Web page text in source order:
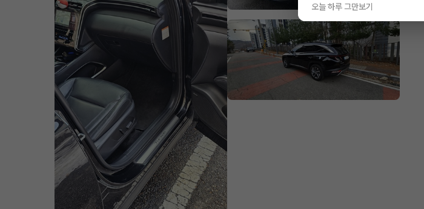
오늘 하루 그만보기